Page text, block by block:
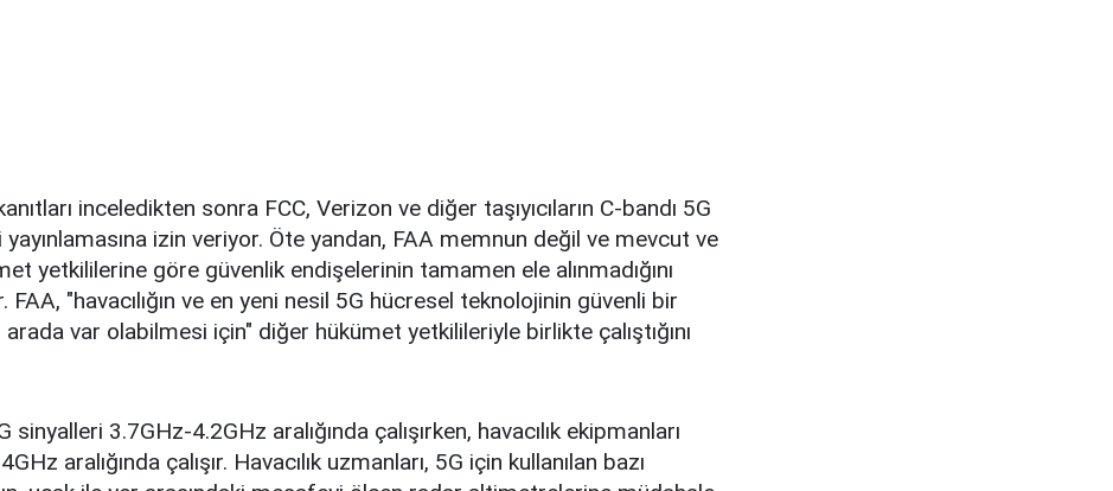
inceledikten sonra FCC, Verizon ve diğer taşıyıcıların C-bandı 5G
yayınlamasına izin veriyor. Öte yandan, FAA memnun değil ve mevcut ve
yetkililerine göre güvenlik endişelerinin tamamen ele alınmadığını
FAA, "havacılığın ve en yeni nesil 5G hücresel teknolojinin güvenli bir
var olabilmesi için" diğer hükümet yetkilileriyle birlikte çalıştığını
sinyalleri 3.7GHz-4.2GHz aralığında çalışırken, havacılık ekipmanları
aralığında çalışır. Havacılık uzmanları, 5G için kullanılan bazı